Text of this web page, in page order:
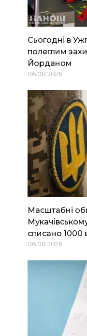
Сьогодні в
полеглим
Йорданом
06.08.2026
Масштабні
списано 1000
06.08.2026